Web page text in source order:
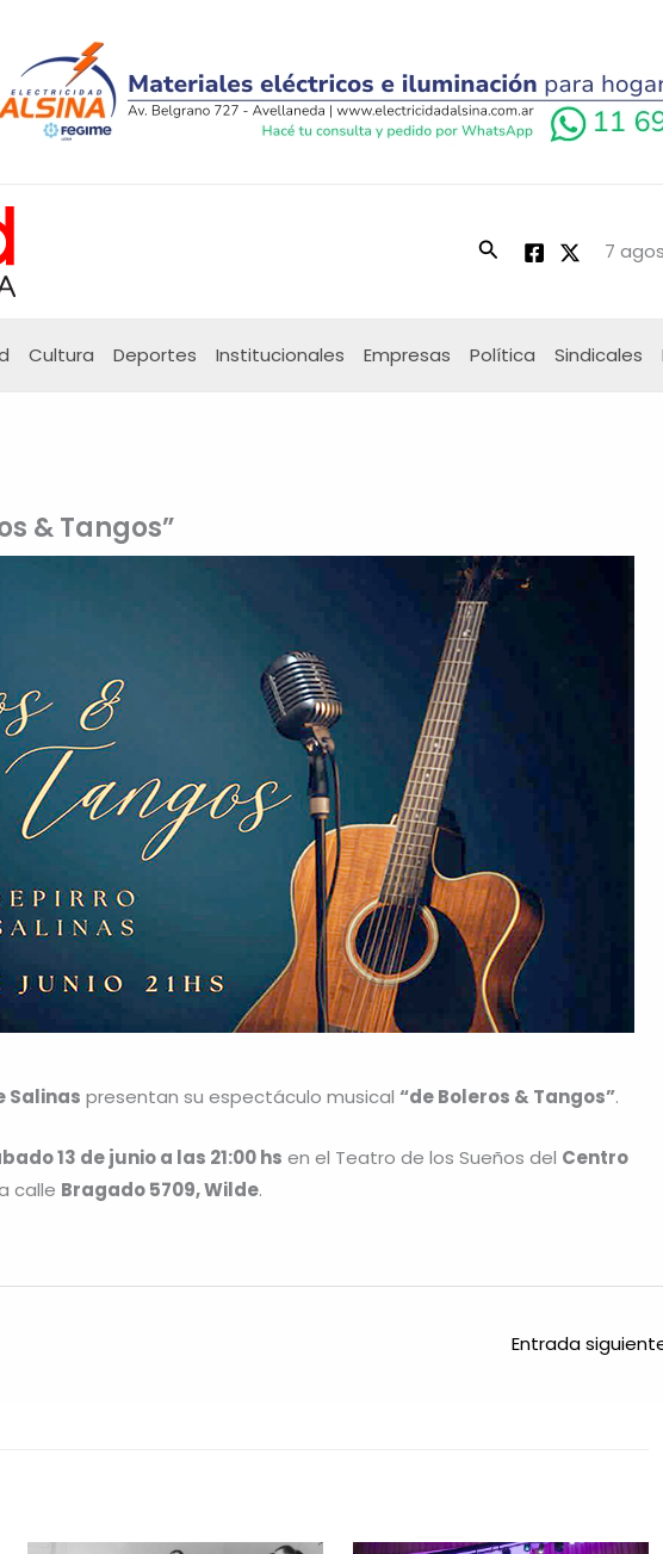
Buscar 7
Cultura Deportes Institucionales Empresas Política Sindicales
& Tangos”
Salinas presentan su espectáculo musical “de Boleros & Tangos”.
13 de junio a las 21:00 hs en el Teatro de los Sueños del Centro
calle Bragado 5709, Wilde.
Entrada